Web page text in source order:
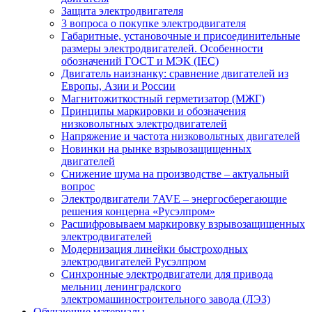
Защита электродвигателя
3 вопроса о покупке электродвигателя
Габаритные, установочные и присоединительные
размеры электродвигателей. Особенности
обозначений ГОСТ и МЭК (IEC)
Двигатель наизнанку: сравнение двигателей из
Европы, Азии и России
Магнитожиткостный герметизатор (МЖГ)
Принципы маркировки и обозначения
низковольтных электродвигателей
Напряжение и частота низковольтных двигателей
Новинки на рынке взрывозащищенных
двигателей
Снижение шума на производстве – актуальный
вопрос
Электродвигатели 7AVE – энергосберегающие
решения концерна «Русэлпром»
Расшифровываем маркировку взрывозащищенных
электродвигателей
Модернизация линейки быстроходных
электродвигателей Русэлпром
Синхронные электродвигатели для привода
мельниц ленинградского
электромашиностроительного завода (ЛЭЗ)